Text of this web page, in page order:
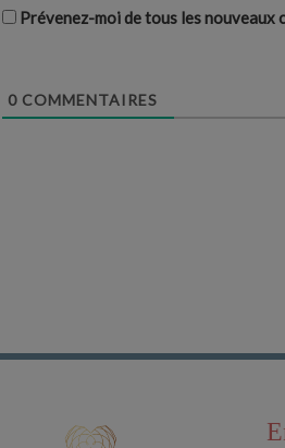
Prévenez-moi de tous les nouveaux
0COMMENTAIRES